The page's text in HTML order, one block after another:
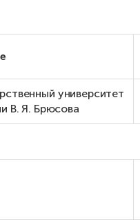
университет
В. Я. Брюсова